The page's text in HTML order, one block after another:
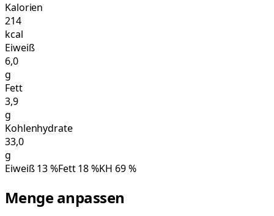
Kalorien
214
kcal
Eiweiß
6,0
g
Fett
3,9
g
Kohlenhydrate
33,0
g
Eiweiß13%Fett18%KH 69%
Menge anpassen